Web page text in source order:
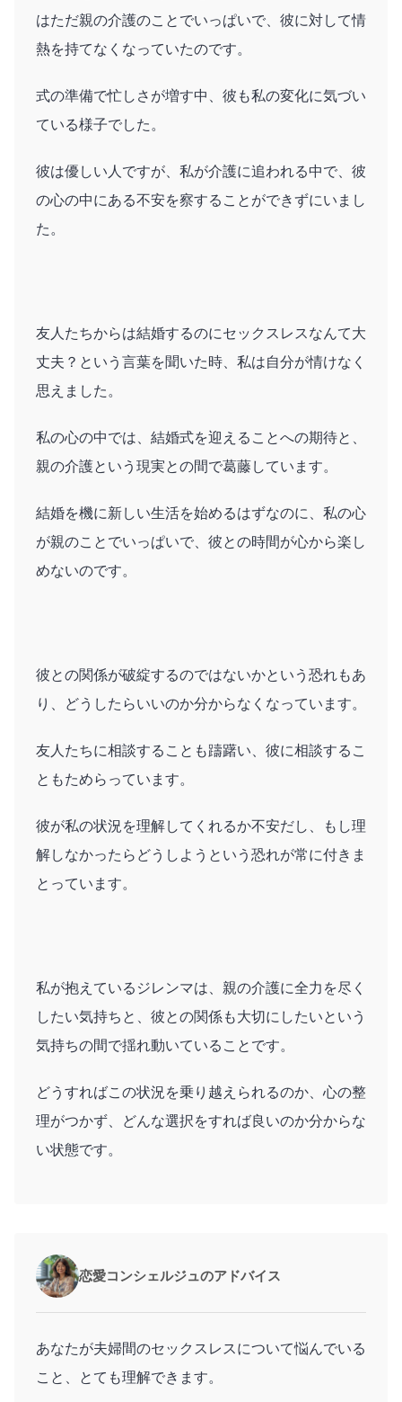
はただ親の介護のことでいっぱいで、彼に対して情
熱を持てなくなっていたのです。
式の準備で忙しさが増す中、彼も私の変化に気づい
ている様子でした。
彼は優しい人ですが、私が介護に追われる中で、彼
の心の中にある不安を察することができずにいまし
た。
友人たちからは結婚するのにセックスレスなんて大
丈夫？という言葉を聞いた時、私は自分が情けなく
思えました。
私の心の中では、結婚式を迎えることへの期待と、
親の介護という現実との間で葛藤しています。
結婚を機に新しい生活を始めるはずなのに、私の心
が親のことでいっぱいで、彼との時間が心から楽し
めないのです。
彼との関係が破綻するのではないかという恐れもあ
り、どうしたらいいのか分からなくなっています。
友人たちに相談することも躊躇い、彼に相談するこ
ともためらっています。
彼が私の状況を理解してくれるか不安だし、もし理
解しなかったらどうしようという恐れが常に付きま
とっています。
私が抱えているジレンマは、親の介護に全力を尽く
したい気持ちと、彼との関係も大切にしたいという
気持ちの間で揺れ動いていることです。
どうすればこの状況を乗り越えられるのか、心の整
理がつかず、どんな選択をすれば良いのか分からな
い状態です。
恋愛コンシェルジュのアドバイス
あなたが夫婦間のセックスレスについて悩んでいる
こと、とても理解できます。